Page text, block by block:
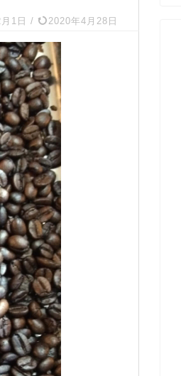
1日 / 2020年4月28日